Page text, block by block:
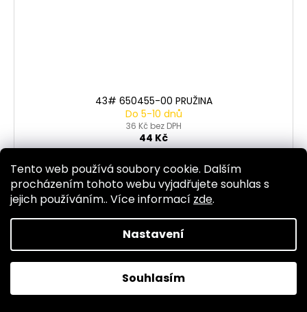
Tento web používá soubory cookie. Dalším
procházením tohoto webu vyjadřujete souhlas s
jejich používáním.. Více informací zde.
Nastavení
Souhlasím
43# 650455-00 PRUŽINA
Do 5-10 dnů
36 Kč bez DPH
44 Kč
DO KOŠÍKU